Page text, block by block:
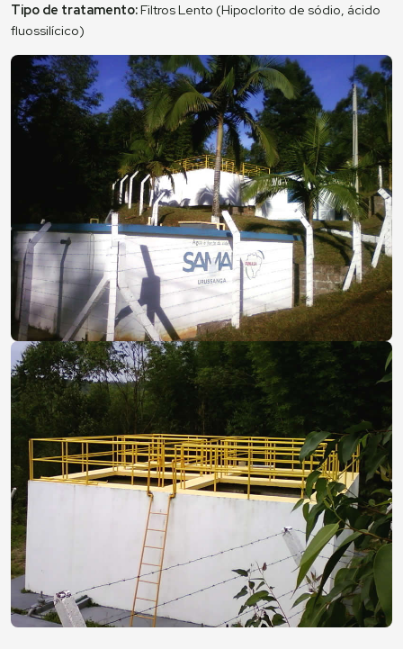
Tipo de tratamento:Filtros Lento (Hipoclorito de sódio, ácido
fluossilícico)